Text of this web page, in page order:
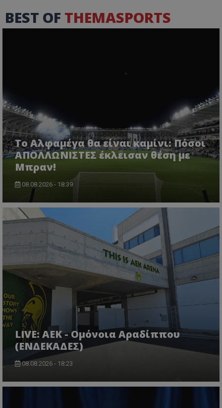
BEST OF THEMASPORTS
Το Αλφαμέγα θα είναι καμίνι: Πόσοι
ΑΠΟΛΛΩΝΙΣΤΕΣ έκλεισαν θέση με
Μπραν!
08.08.2026 - 18:39
LIVE: ΑΕΚ - Ομόνοια Αραδίππου
(ΕΝΔΕΚΑΔΕΣ)
08.08.2026 - 18:23